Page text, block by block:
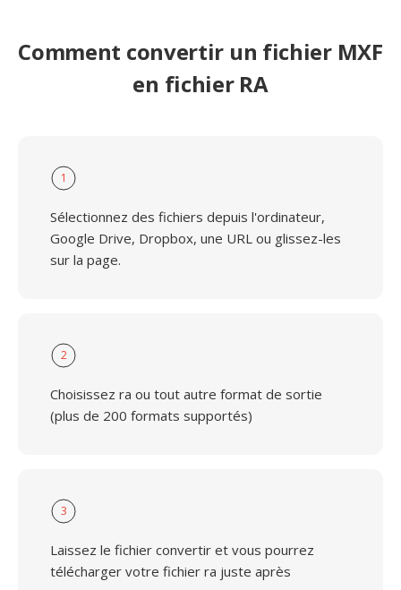
Comment convertir un fichier MXF
en fichier RA
1
Sélectionnez des fichiers depuis l'ordinateur,
Google Drive, Dropbox, une URL ou glissez-les
sur la page.
2
Choisissez ra ou tout autre format de sortie
(plus de 200 formats supportés)
3
Laissez le fichier convertir et vous pourrez
télécharger votre fichier ra juste après